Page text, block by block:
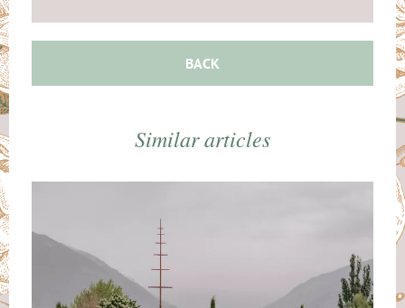
BACK
Similar articles